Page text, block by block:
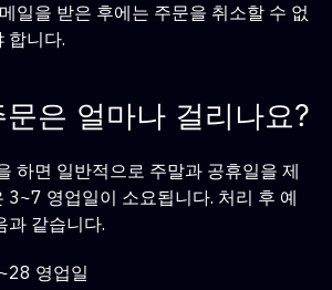
일을 받은 후에는 주문을 취소할 수 없
합니다.
문은 얼마나 걸리나요?
하면 일반적으로 주말과 공휴일을 제
3~7 영업일이 소요됩니다. 처리 후 예
과 같습니다.
영업일